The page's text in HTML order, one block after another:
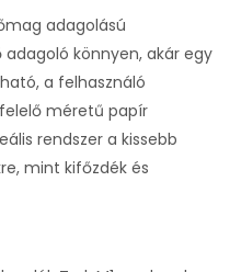
adagolású
adagoló könnyen, akár egy
a felhasználó
méretű papír
rendszer a kissebb
mint kifőzdék és